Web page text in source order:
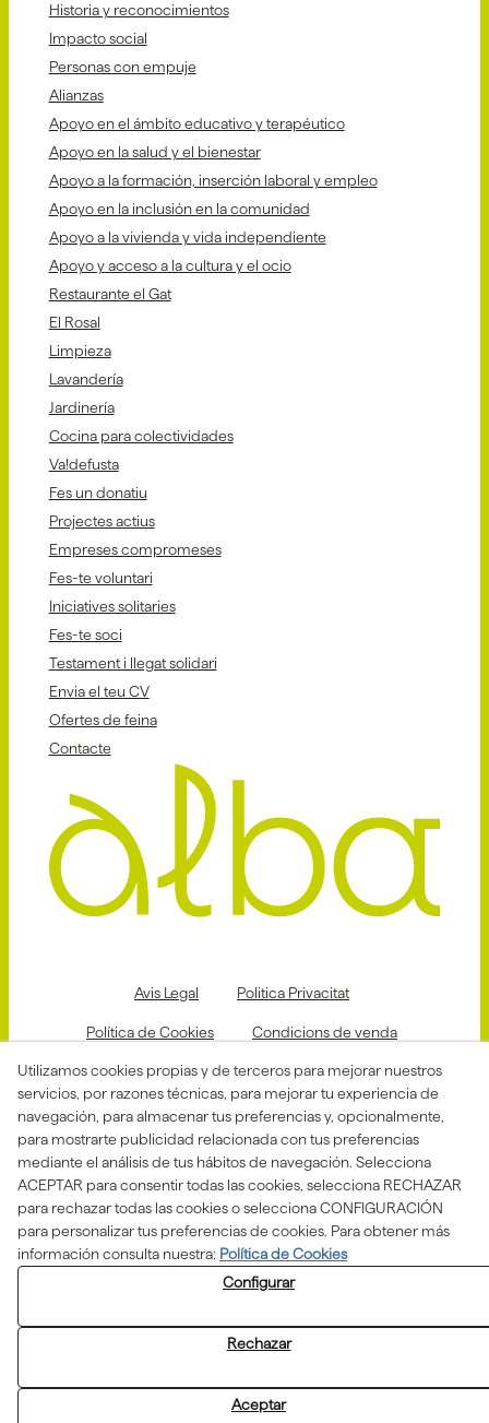
Historia y reconocimientos
Impacto social
Personas con empuje
Alianzas
Apoyo en el ámbito educativo y terapéutico
Apoyo en la salud y el bienestar
Apoyo a la formación, inserción laboral y empleo
Apoyo en la inclusión en la comunidad
Apoyo a la vivienda y vida independiente
Apoyo y acceso a la cultura y el ocio
Restaurante el Gat
El Rosal
Limpieza
Lavandería
Jardinería
Cocina para colectividades
Va!defusta
Fes un donatiu
Projectes actius
Empreses compromeses
Fes-te voluntari
Iniciatives solitaries
Fes-te soci
Testament i llegat solidari
Envia el teu CV
Ofertes de feina
Contacte
Avis Legal Politica Privacitat
Política de Cookies Condicions de venda
Declaració d'accessibilitat
Canal de denuncias
Aquesta actuació està impulsada i subvencionada pel
Departament d'Empresa i Treball i finançada pel Fons
Social Europeu com a part de la resposta de la Unió
Europea a la pandèmia de COVID-19.
© 08/2026 ASSOCIACIÓ ALBA - Todos los derechos
reservados.
Utilizamos cookies propias y de terceros para mejorar nuestros
servicios, por razones técnicas, para mejorar tu experiencia de
navegación, para almacenar tus preferencias y, opcionalmente,
para mostrarte publicidad relacionada con tus preferencias
mediante el análisis de tus hábitos de navegación. Selecciona
ACEPTAR para consentir todas las cookies, selecciona RECHAZAR
para rechazar todas las cookies o selecciona CONFIGURACIÓN
para personalizar tus preferencias de cookies. Para obtener más
información consulta nuestra: Política de Cookies
Configurar
Rechazar
Aceptar